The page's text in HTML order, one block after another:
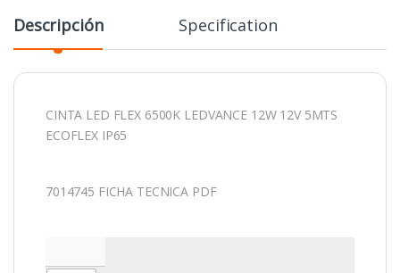
Descripción Specification
CINTA LED FLEX 6500K LEDVANCE 12W 12V 5MTS
ECOFLEX IP65
7014745 FICHA TECNICA PDF